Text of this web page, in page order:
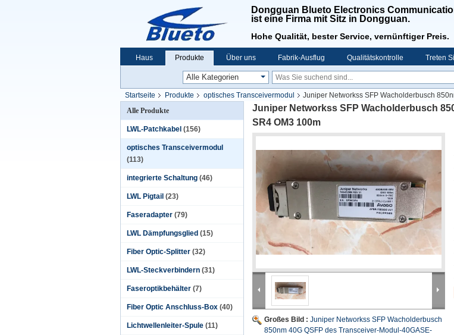
Dongguan Blueto Electronics
ist eine Firma mit Sitz in Dongguan.
Hohe Qualität, bester Service, vernünftiger Preis.
Haus Produkte Über uns Fabrik-Ausflug Qualitätskontrolle Treten
Startseite Produkte optisches Transceivermodul
Juniper Networkss SFP Wacholderbusch
Alle Produkte
LWL-Patchkabel (156)
optisches Transceivermodul
(113)
integrierte Schaltung (46)
LWL Pigtail (23)
Faseradapter (79)
LWL Dämpfungsglied (15)
Fiber Optic-Splitter (32)
LWL-Steckverbindern (31)
Faseroptikbehälter (7)
Fiber Optic Anschluss-Box (40)
Lichtwellenleiter-Spule (11)
Juniper Networkss SFP Wacholderbusch
SR4 OM3 100m
Großes Bild : Juniper Networkss SFP Wacholderbusch
850nm 40G QSFP des Transceiver-Modul-40GASE-